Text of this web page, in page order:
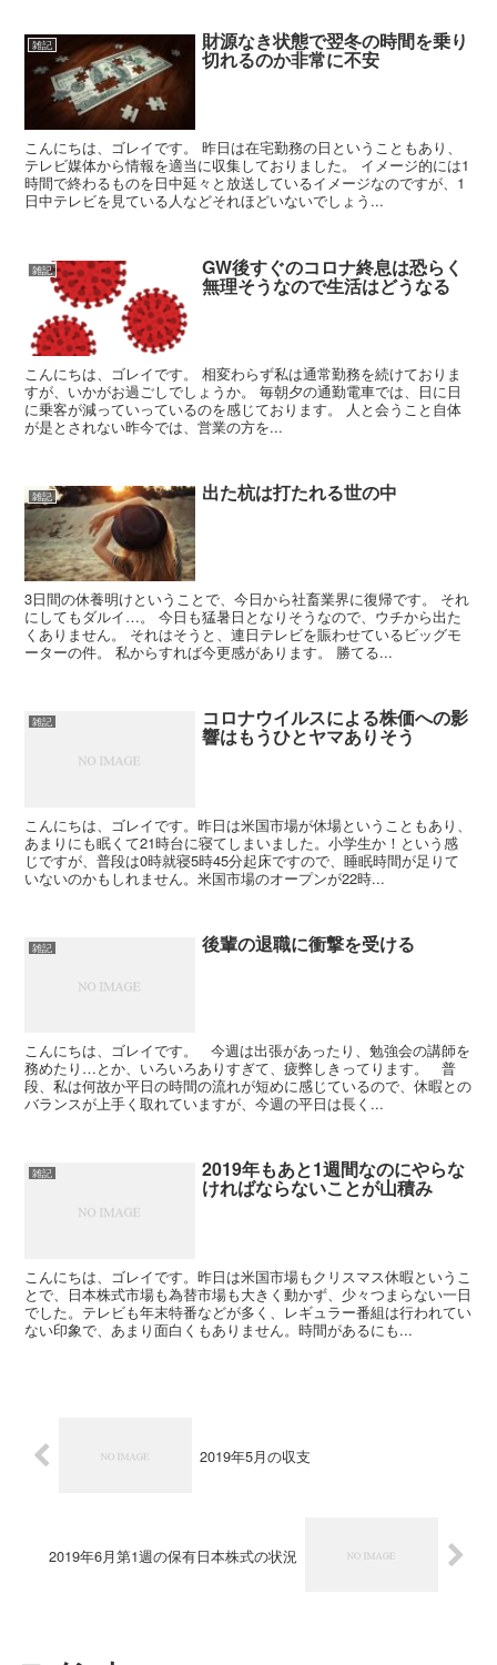
雑記 財源なき状態で翌冬の時間を乗り
切れるのか非常に不安
こんにちは、ゴレイです。 昨日は在宅勤務の日ということもあり、
テレビ媒体から情報を適当に収集しておりました。 イメージ的には1
時間で終わるものを日中延々と放送しているイメージなのですが、1
日中テレビを見ている人などそれほどいないでしょう...
雑記 GW後すぐのコロナ終息は恐らく
無理そうなので生活はどうなる
こんにちは、ゴレイです。 相変わらず私は通常勤務を続けておりま
すが、いかがお過ごしでしょうか。 毎朝夕の通勤電車では、日に日
に乗客が減っていっているのを感じております。 人と会うこと自体
が是とされない昨今では、営業の方を...
雑記 出た杭は打たれる世の中
3日間の休養明けということで、今日から社畜業界に復帰です。 それ
にしてもダルイ…。 今日も猛暑日となりそうなので、ウチから出た
くありません。 それはそうと、連日テレビを賑わせているビッグモ
ーターの件。 私からすれば今更感があります。 勝てる...
雑記 コロナウイルスによる株価への影
響はもうひとヤマありそう
こんにちは、ゴレイです。昨日は米国市場が休場ということもあり、
あまりにも眠くて21時台に寝てしまいました。小学生か！という感
じですが、普段は0時就寝5時45分起床ですので、睡眠時間が足りて
いないのかもしれません。米国市場のオープンが22時...
雑記 後輩の退職に衝撃を受ける
こんにちは、ゴレイです。 今週は出張があったり、勉強会の講師を
務めたり…とか、いろいろありすぎて、疲弊しきってります。 普
段、私は何故か平日の時間の流れが短めに感じているので、休暇との
バランスが上手く取れていますが、今週の平日は長く...
雑記 2019年もあと1週間なのにやらな
ければならないことが山積み
こんにちは、ゴレイです。昨日は米国市場もクリスマス休暇というこ
とで、日本株式市場も為替市場も大きく動かず、少々つまらない一日
でした。テレビも年末特番などが多く、レギュラー番組は行われてい
ない印象で、あまり面白くもありません。時間があるにも...
2019年5月の収支
2019年6月第1週の保有日本株式の状況